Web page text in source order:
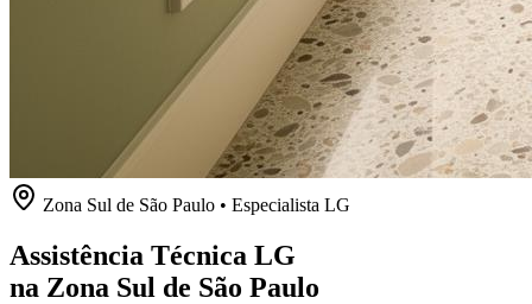
Zona Sul de São Paulo • Especialista LG
Assistência Técnica LG
na Zona Sul de São Paulo